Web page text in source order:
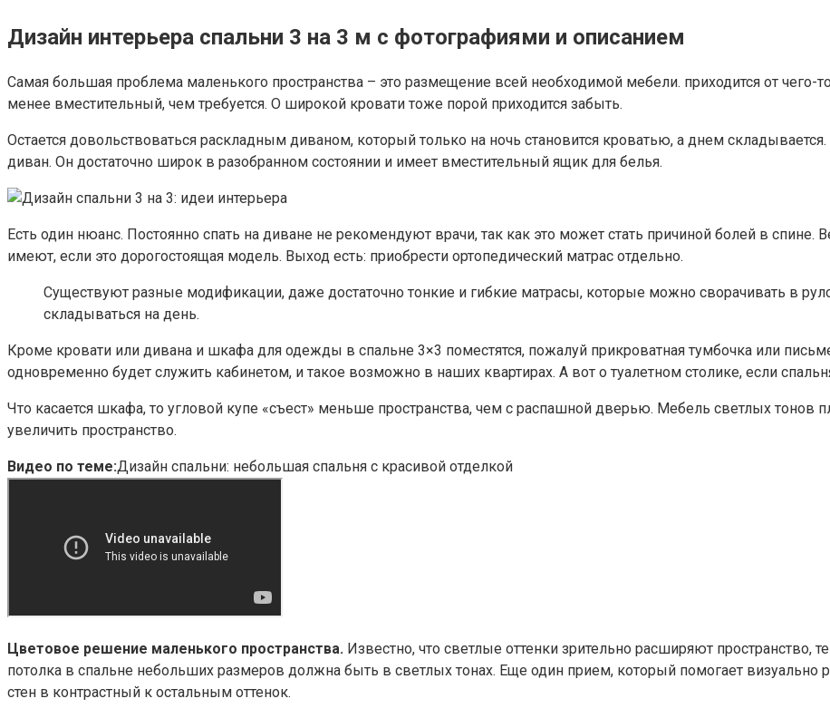
Дизайн интерьера спальни 3 на 3 м с фотографиями и описанием
Самая большая проблема маленького пространства – это размещение всей необходимой мебели. приходится от
менее вместительный, чем требуется. О широкой кровати тоже порой приходится забыть.
Остается довольствоваться раскладным диваном, который только на ночь становится кроватью, а днем
диван. Он достаточно широк в разобранном состоянии и имеет вместительный ящик для белья.
Есть один нюанс. Постоянно спать на диване не рекомендуют врачи, так как это может стать причиной болей в
имеют, если это дорогостоящая модель. Выход есть: приобрести ортопедический матрас отдельно.
Существуют разные модификации, даже достаточно тонкие и гибкие матрасы, которые можно сворачивать в
складываться на день.
Кроме кровати или дивана и шкафа для одежды в спальне 3×3 поместятся, пожалуй прикроватная тумбочка или
одновременно будет служить кабинетом, и такое возможно в наших квартирах. А вот о туалетном столике, если
Что касается шкафа, то угловой купе «съест» меньше пространства, чем с распашной дверью. Мебель светлых
увеличить пространство.
Видео по теме:Дизайн спальни: небольшая спальня с красивой отделкой
Цветовое решение маленького пространства. Известно, что светлые оттенки зрительно расширяют
потолка в спальне небольших размеров должна быть в светлых тонах. Еще один прием, который помогает визуально
стен в контрастный к остальным оттенок.